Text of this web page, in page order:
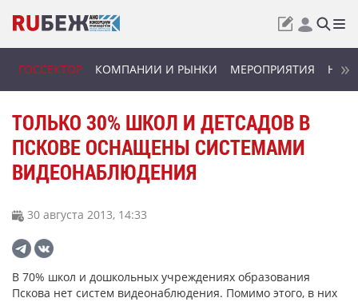
ГОССЕКТОР КОМПАНИИ И РЫНКИ МЕРОПРИЯТИЯ
ТОЛЬКО 30% ШКОЛ И ДЕТСАДОВ В
ПСКОВЕ ОСНАЩЕНЫ СИСТЕМАМИ
ВИДЕОНАБЛЮДЕНИЯ
30 августа 2013, 14:33
В 70% школ и дошкольных учреждениях образования
Пскова нет систем видеонаблюдения. Помимо этого, в них